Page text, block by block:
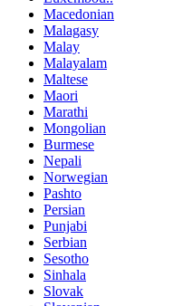
Macedonian
Malagasy
Malay
Malayalam
Maltese
Maori
Marathi
Mongolian
Burmese
Nepali
Norwegian
Pashto
Persian
Punjabi
Serbian
Sesotho
Sinhala
Slovak